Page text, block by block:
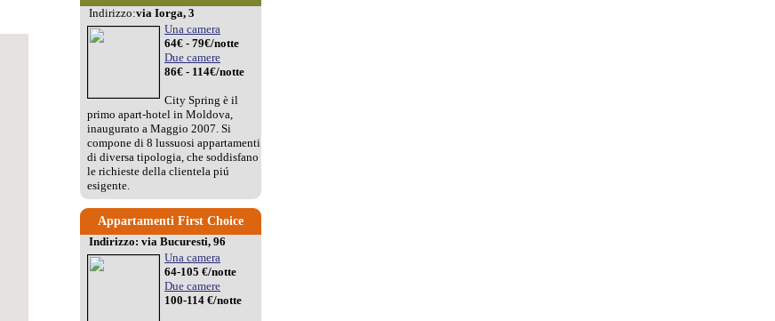
Spring Holiday
Royal Suite
Indirizzo:via Iorga, 3
Una camera
64€ - 79€/notte
Due camere
86€ - 114€/notte
City Spring è il
primo apart-hotel in Moldova,
inaugurato a Maggio 2007. Si
compone di 8 lussuosi appartamenti
di diversa tipologia, che soddisfano
le richieste della clientela piú
esigente.
Appartamenti First Choice
Indirizzo: via Bucuresti, 96
Una camera
64-105 €/notte
Due camere
100-114 €/notte